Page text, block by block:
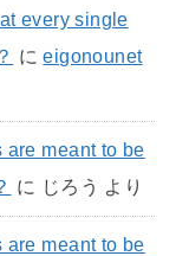
every single
にeigonounet
are meant to be
に じろう より
are meant to be